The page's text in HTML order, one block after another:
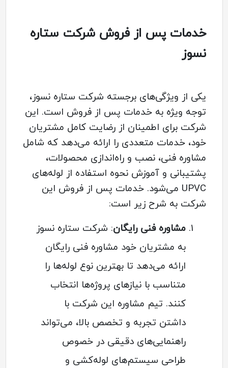
خدمات پس از فروش شرکت ستاره
نسوز
یکی از ویژگی‌های برجسته شرکت ستاره نسوز،
توجه ویژه به خدمات پس از فروش است. این
شرکت برای اطمینان از رضایت کامل مشتریان
خود، خدمات متعددی را ارائه می‌دهد که شامل
مشاوره فنی، نصب و راه‌اندازی محصولات،
پشتیبانی و آموزش نحوه استفاده از لوله‌های
UPVC می‌شود. خدمات پس از فروش این
شرکت به شرح زیر است:
مشاوره فنی رایگان: شرکت ستاره نسوز
به مشتریان خود مشاوره فنی رایگان
ارائه می‌دهد تا بهترین نوع لوله‌ها را
متناسب با نیازهای پروژه‌ها انتخاب
کنند. تیم مشاوره این شرکت با
داشتن تجربه و تخصص بالا، می‌تواند
راهنمایی‌های دقیقی در خصوص
طراحی سیستم‌های لوله‌کشی و